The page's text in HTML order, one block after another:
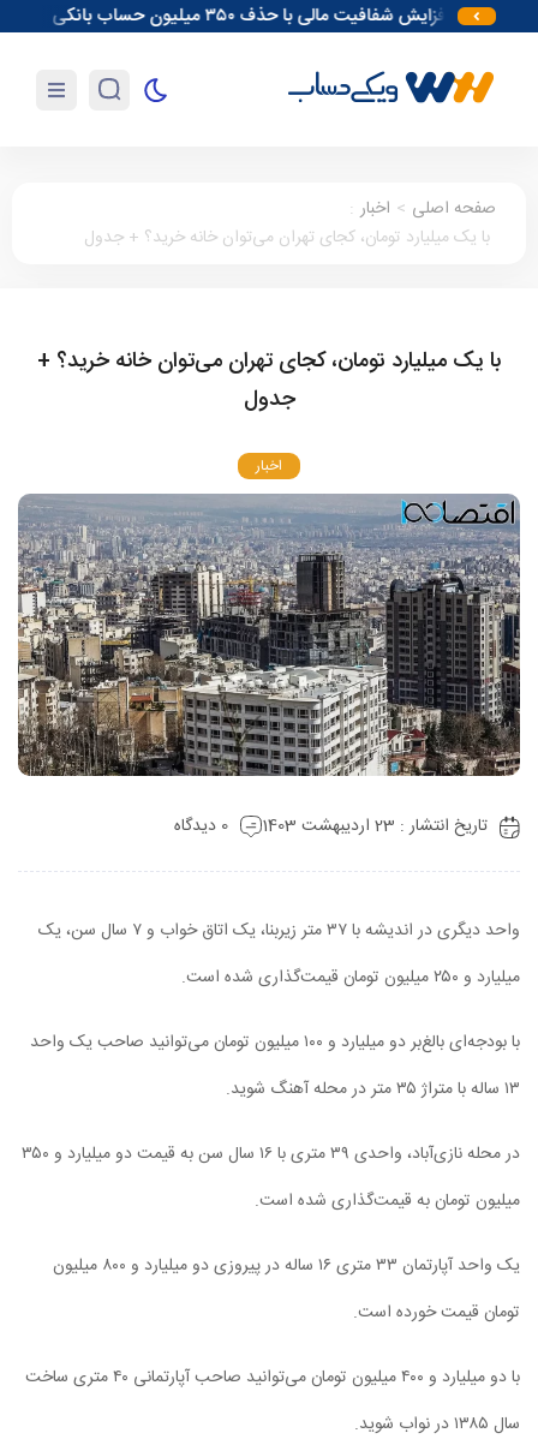
افزایش شفافیت مالی با حذف ۳۵۰ میلیون حساب بانکی
صفحه اصلی > اخبار :
با یک میلیارد تومان، کجای تهران می‌توان خانه خرید؟ + جدول
با یک میلیارد تومان، کجای تهران می‌توان خانه خرید؟ +
جدول
اخبار
تاریخ انتشار : 23 اردیبهشت 1403 0 دیدگاه
واحد دیگری در اندیشه با ۳۷ متر زیربنا، یک اتاق خواب و ۷ سال سن، یک
میلیارد و ۲۵۰ میلیون تومان قیمت‌گذاری شده است.
با بودجه‌ای بالغ‌بر دو میلیارد و ۱۰۰ میلیون تومان می‌توانید صاحب یک واحد
۱۳ ساله با متراژ ۳۵ متر در محله آهنگ شوید.
در محله نازی‌آباد، واحدی ۳۹ متری با ۱۶ سال سن به قیمت دو میلیارد و ۳۵۰
میلیون تومان به قیمت‌گذاری شده است.
یک واحد آپارتمان ۳۳ متری ۱۶ ساله در پیروزی دو میلیارد و ۸۰۰ میلیون
تومان قیمت خورده است.
با دو میلیارد و ۴۰۰ میلیون تومان می‌توانید صاحب آپارتمانی ۴۰ متری ساخت
سال ۱۳۸۵ در نواب شوید.